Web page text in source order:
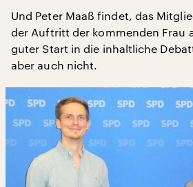
Und Peter Maaß findet, das
der Auftritt der kommenden Frau
guter Start in die inhaltliche
aber auch nicht.